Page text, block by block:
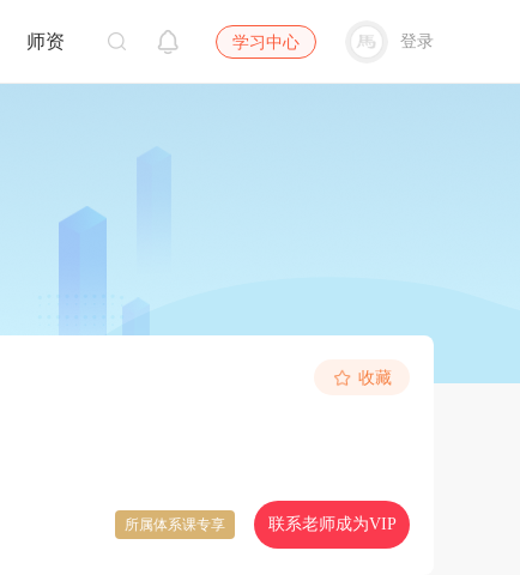
师资 学习中心 登录
所属体系课专享 联系老师成为VIP
收藏